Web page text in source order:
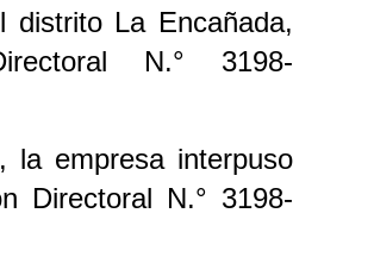
distrito La Encañada,
N.° 3198-
la empresa interpuso
Directoral N.° 3198-